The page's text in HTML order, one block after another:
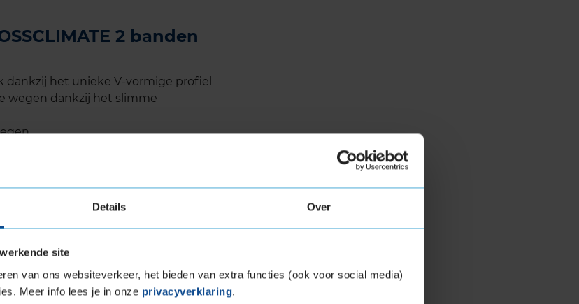
Details Over
site
van ons websiteverkeer, het bieden van extra functies (ook voor social media)
Meer info lees je in onze privacyverklaring.
2 banden
het unieke V-vormige profiel
wegen dankzij het slimme
voor winterse
de robuuste constructie